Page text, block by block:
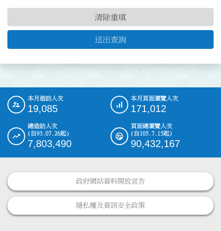
送出查詢
清除重填
::: 本月造訪人次
19,085
本月頁面瀏覽人次
171,012
總造訪人次
(自93.07.26起)
7,803,490
頁面總瀏覽人次
(自105.7.15起)
90,432,167
政府網站資料開放宣告
隱私權及資訊安全政策